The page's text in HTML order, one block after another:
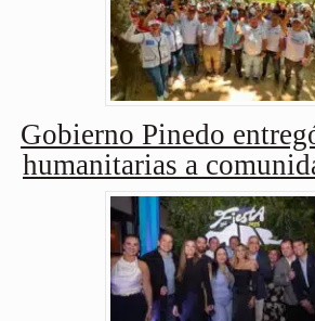
Gobierno Pinedo
humanitarias a